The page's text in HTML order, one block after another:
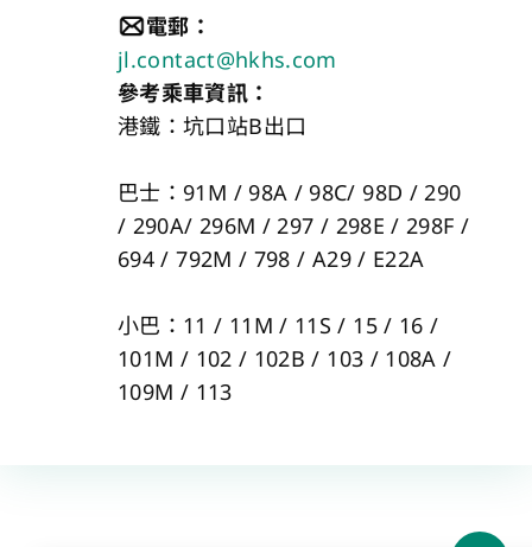
電郵 ：
jl.contact@hkhs.com
參考乘車資訊：
港鐵：坑口站B出口
巴士：91M / 98A / 98C/ 98D / 290
/ 290A/ 296M / 297 / 298E / 298F /
694 / 792M / 798 / A29 / E22A
小巴：11 / 11M / 11S / 15 / 16 /
101M / 102 / 102B / 103 / 108A /
109M / 113